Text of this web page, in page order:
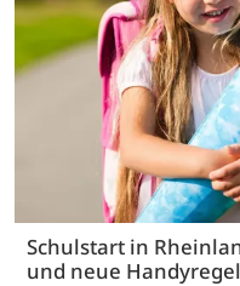
Schulstart in
und neue